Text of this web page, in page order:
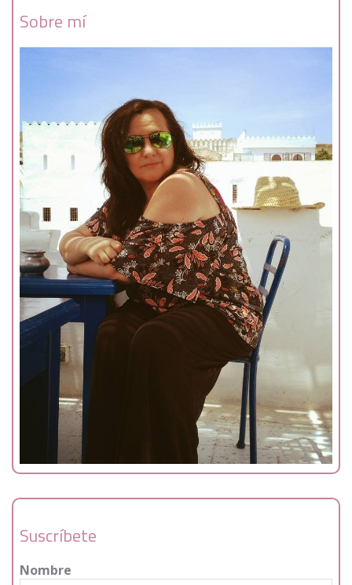
Sobre mí
Suscríbete
Nombre